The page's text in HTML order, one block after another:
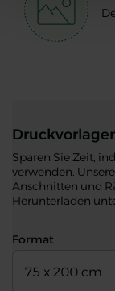
Sparen Sie Zeit,
verwenden.
Anschnitten und
Herunterladen
Format
75 x 200 cm